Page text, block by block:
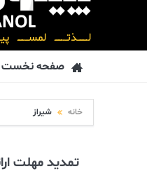
صفحه نخست
خانه شیراز
تمدید مهلت